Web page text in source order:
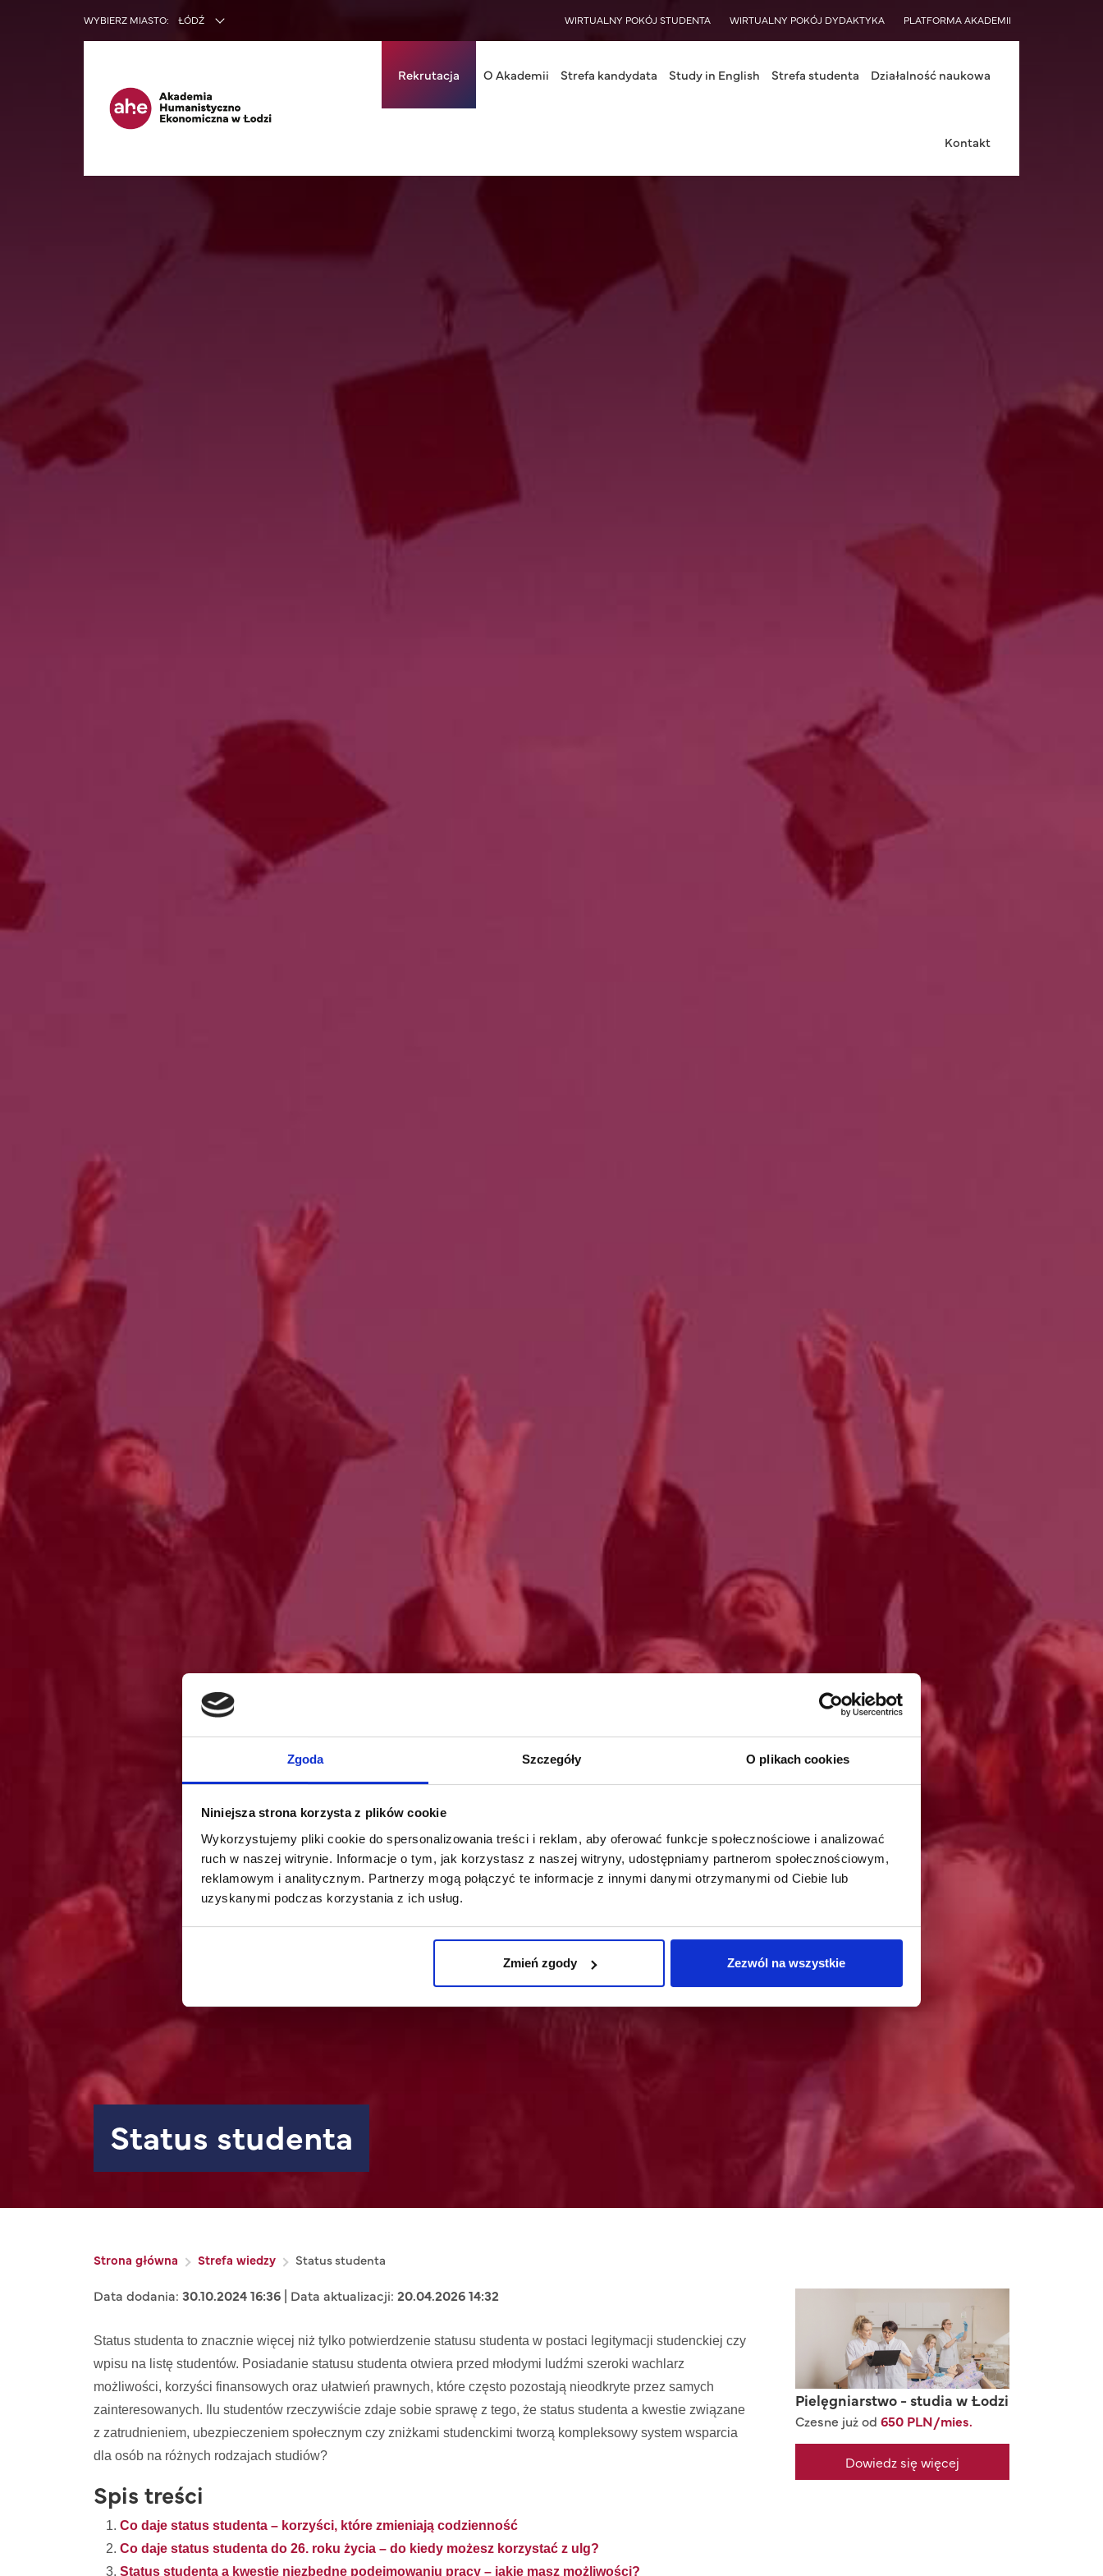
Zgoda Szczegóły O plikach cookies
Niniejsza strona korzysta z plików cookie
Wykorzystujemy pliki cookie do spersonalizowania treści i reklam, aby oferować funkcje społecznościowe i analizować
ruch w naszej witrynie. Informacje o tym, jak korzystasz z naszej witryny, udostępniamy partnerom społecznościowym,
reklamowym i analitycznym. Partnerzy mogą połączyć te informacje z innymi danymi otrzymanymi od Ciebie lub
uzyskanymi podczas korzystania z ich usług.
Zmień zgody Zezwól na wszystkie
WYBIERZ MIASTO: ŁÓDŹ WIRTUALNY POKÓJ STUDENTA WIRTUALNY POKÓJ DYDAKTYKA PLATFORMA AKADEMII
Rekrutacja O Akademii Strefa kandydata Study in English Strefa studenta Działalność naukowa
Kontakt
Status studenta
Ścieżka nawigacyjna
Strona główna Strefa wiedzy Status studenta
Data dodania: 30.10.2024 16:36 | Data aktualizacji: 20.04.2026 14:32
Status studenta to znacznie więcej niż tylko potwierdzenie statusu studenta w postaci legitymacji studenckiej czy
wpisu na listę studentów. Posiadanie statusu studenta otwiera przed młodymi ludźmi szeroki wachlarz
możliwości, korzyści finansowych oraz ułatwień prawnych, które często pozostają nieodkryte przez samych
zainteresowanych. Ilu studentów rzeczywiście zdaje sobie sprawę z tego, że status studenta a kwestie związane
z zatrudnieniem, ubezpieczeniem społecznym czy zniżkami studenckimi tworzą kompleksowy system wsparcia
dla osób na różnych rodzajach studiów?
Spis treści
Co daje status studenta – korzyści, które zmieniają codzienność
Co daje status studenta do 26. roku życia – do kiedy możesz korzystać z ulg?
Status studenta a kwestie niezbędne podejmowaniu pracy – jakie masz możliwości?
Pielęgniarstwo - studia w Łodzi
Czesne już od 650 PLN/mies.
Dowiedz się więcej